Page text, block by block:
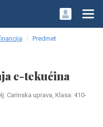
Predmet
e-tekućina
Carinska uprava, Klasa: 410-